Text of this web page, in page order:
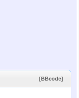
[BBcode]